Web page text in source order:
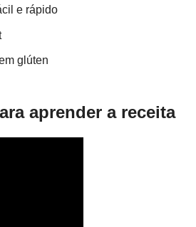
e rápido
glúten
aprender a receita